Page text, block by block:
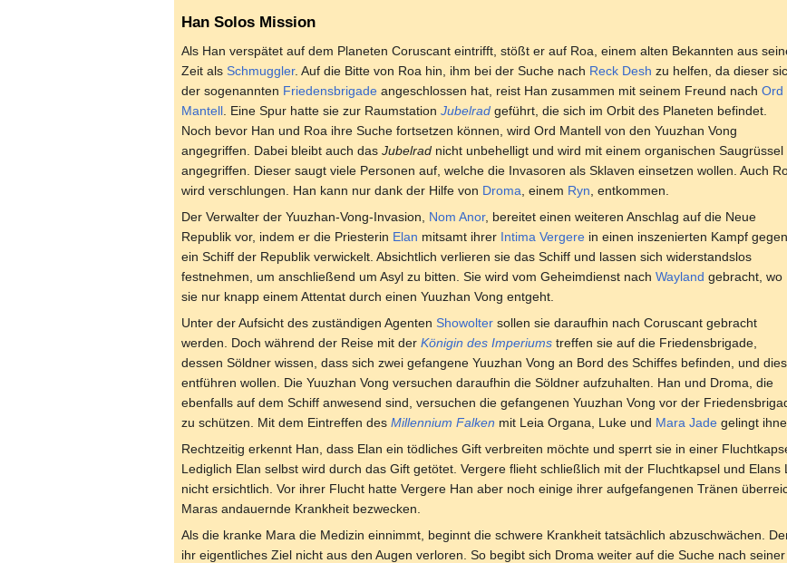
Han Solos Mission
Als Han verspätet auf dem Planeten Coruscant eintrifft, stößt er auf Roa, einem alten Bekannten aus
Zeit als Schmuggler. Auf die Bitte von Roa hin, ihm bei der Suche nach Reck Desh zu helfen, da dieser
der sogenannten Friedensbrigade angeschlossen hat, reist Han zusammen mit seinem Freund nach Ord
Mantell . Eine Spur hatte sie zur Raumstation Jubelrad geführt, die sich im Orbit des Planeten befindet.
Noch bevor Han und Roa ihre Suche fortsetzen können, wird Ord Mantell von den Yuuzhan Vong
angegriffen. Dabei bleibt auch das Jubelrad nicht unbehelligt und wird mit einem organischen Saugrüssel
angegriffen. Dieser saugt viele Personen auf, welche die Invasoren als Sklaven einsetzen wollen. Auch
wird verschlungen. Han kann nur dank der Hilfe von Droma , einem Ryn , entkommen.
Der Verwalter der Yuuzhan-Vong-Invasion, Nom Anor, bereitet einen weiteren Anschlag auf die Neue
Republik vor, indem er die Priesterin Elan mitsamt ihrer Intima Vergere in einen inszenierten Kampf gegen
ein Schiff der Republik verwickelt. Absichtlich verlieren sie das Schiff und lassen sich widerstandslos
festnehmen, um anschließend um Asyl zu bitten. Sie wird vom Geheimdienst nach Wayland gebracht, wo
sie nur knapp einem Attentat durch einen Yuuzhan Vong entgeht.
Unter der Aufsicht des zuständigen Agenten Showolter sollen sie daraufhin nach Coruscant gebracht
werden. Doch während der Reise mit der Königin des Imperiums treffen sie auf die Friedensbrigade,
dessen Söldner wissen, dass sich zwei gefangene Yuuzhan Vong an Bord des Schiffes befinden, und
entführen wollen. Die Yuuzhan Vong versuchen daraufhin die Söldner aufzuhalten. Han und Droma, die
ebenfalls auf dem Schiff anwesend sind, versuchen die gefangenen Yuuzhan Vong vor der
zu schützen. Mit dem Eintreffen des Millennium Falken mit Leia Organa, Luke und Mara Jade gelingt
Rechtzeitig erkennt Han, dass Elan ein tödliches Gift verbreiten möchte und sperrt sie in einer
Lediglich Elan selbst wird durch das Gift getötet. Vergere flieht schließlich mit der Fluchtkapsel und Elans
nicht ersichtlich. Vor ihrer Flucht hatte Vergere Han aber noch einige ihrer aufgefangenen Tränen
Maras andauernde Krankheit bezwecken.
Als die kranke Mara die Medizin einnimmt, beginnt die schwere Krankheit tatsächlich abzuschwächen.
ihr eigentliches Ziel nicht aus den Augen verloren. So begibt sich Droma weiter auf die Suche nach